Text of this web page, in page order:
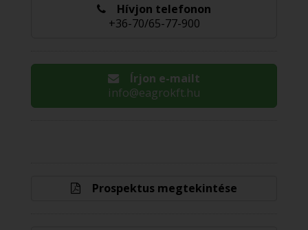
Hívjon telefonon
+36-70/65-77-900
Írjon e-mailt
info@eagrokft.hu
Prospektus megtekintése